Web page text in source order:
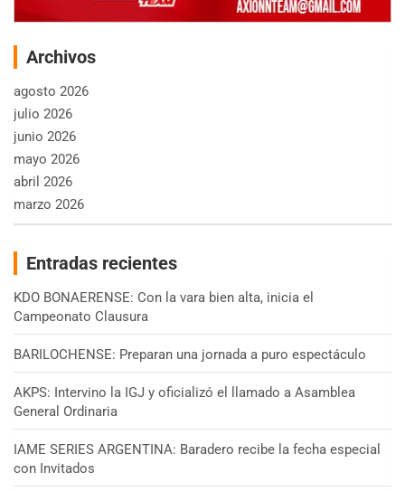
Archivos
agosto 2026
julio 2026
junio 2026
mayo 2026
abril 2026
marzo 2026
Entradas recientes
KDO BONAERENSE: Con la vara bien alta, inicia el
Campeonato Clausura
BARILOCHENSE: Preparan una jornada a puro espectáculo
AKPS: Intervino la IGJ y oficializó el llamado a Asamblea
General Ordinaria
IAME SERIES ARGENTINA: Baradero recibe la fecha especial
con Invitados